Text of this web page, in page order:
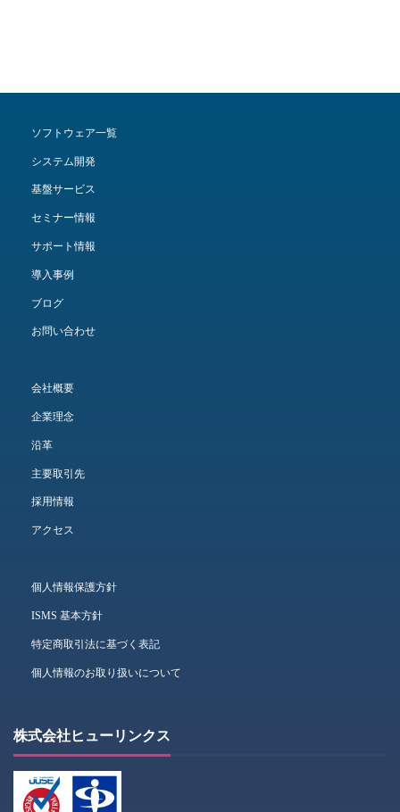
ソフトウェア一覧
システム開発
基盤サービス
セミナー情報
サポート情報
導入事例
ブログ
お問い合わせ
会社概要
企業理念
沿革
主要取引先
採用情報
アクセス
個人情報保護方針
ISMS 基本方針
特定商取引法に基づく表記
個人情報のお取り扱いについて
株式会社ヒューリンクス